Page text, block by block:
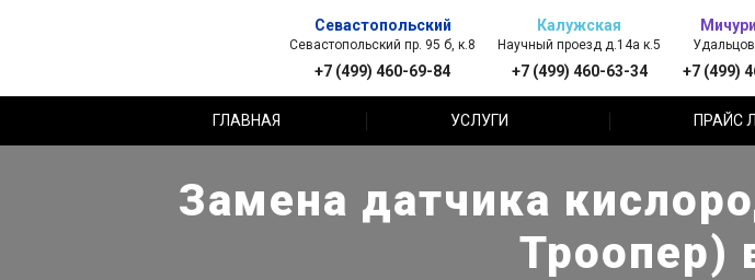
Севастопольский
Севастопольский пр. 95 б, к.8
+7 (499) 460-69-84
Калужская
Научный проезд д.14а к.5
+7 (499) 460-63-34 +7 (499)
ГЛАВНАЯ УСЛУГИ ПРАЙС
Замена датчика
Троопер)